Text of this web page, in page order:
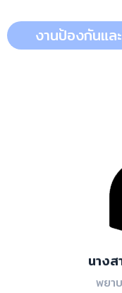
งานป้องกันแล
นางส
พยา